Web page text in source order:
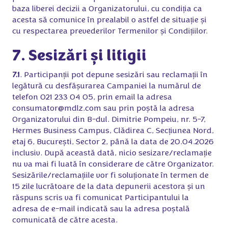
baza liberei decizii a Organizatorului, cu condiția ca
acesta să comunice în prealabil o astfel de situație și
cu respectarea prevederilor Termenilor și Condițiilor.
7. Sesizări și litigii
7.1 . Participanții pot depune sesizări sau reclamații în
legătură cu desfășurarea Campaniei la numărul de
telefon 021 233 04 05, prin email la adresa
consumator@mdlz.com sau prin poștă la adresa
Organizatorului din B-dul. Dimitrie Pompeiu, nr. 5-7,
Hermes Business Campus, Clădirea C, Secțiunea Nord,
etaj 6, București, Sector 2, până la data de 20.04.2026
inclusiv. După această dată, nicio sesizare/reclamație
nu va mai fi luată în considerare de către Organizator.
Sesizările/reclamațiile vor fi soluționate în termen de
15 zile lucrătoare de la data depunerii acestora și un
răspuns scris va fi comunicat Participantului la
adresa de e-mail indicată sau la adresa poștală
comunicată de către acesta.